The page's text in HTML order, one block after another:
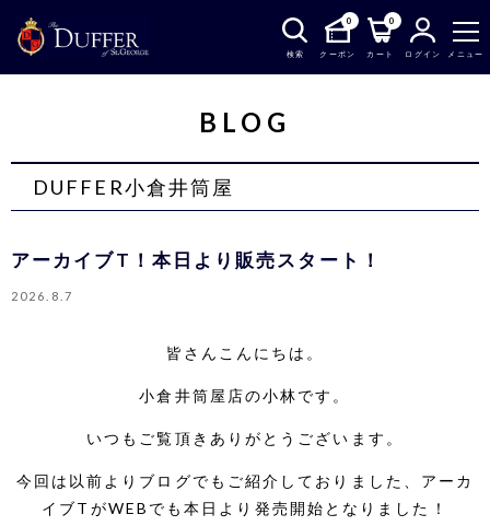
検索
0
クーポン
0
カート ログイン メニュー
BLOG
DUFFER小倉井筒屋
アーカイブT！本日より販売スタート！
2026.8.7
皆さんこんにちは。
小倉井筒屋店の小林です。
いつもご覧頂きありがとうございます。
今回は以前よりブログでもご紹介しておりました、アーカ
イブTがWEBでも本日より発売開始となりました！